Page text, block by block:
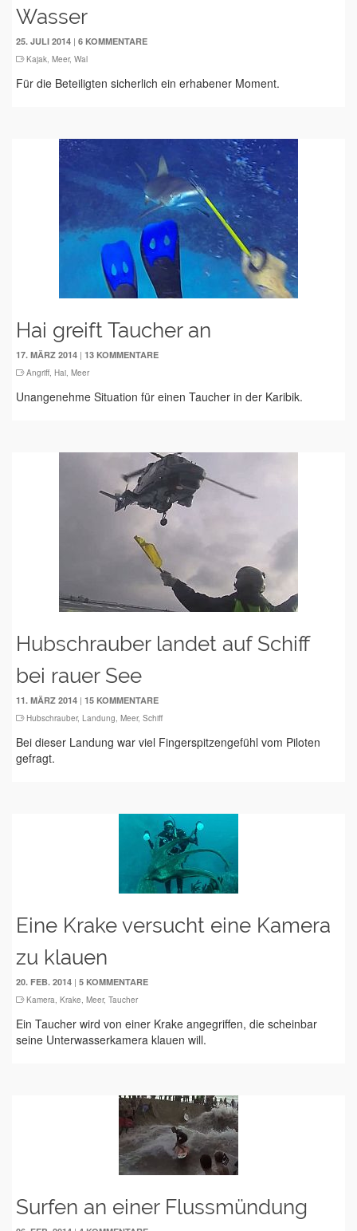
Wasser
25. JULI 2014 | 6 KOMMENTARE
Kajak, Meer, Wal
Für die Beteiligten sicherlich ein erhabener Moment.
Hai greift Taucher an
17. MÄRZ 2014 | 13 KOMMENTARE
Angriff, Hai, Meer
Unangenehme Situation für einen Taucher in der Karibik.
Hubschrauber landet auf Schiff
bei rauer See
11. MÄRZ 2014 | 15 KOMMENTARE
Hubschrauber, Landung, Meer, Schiff
Bei dieser Landung war viel Fingerspitzengefühl vom Piloten
gefragt.
Eine Krake versucht eine Kamera
zu klauen
20. FEB. 2014 | 5 KOMMENTARE
Kamera, Krake, Meer, Taucher
Ein Taucher wird von einer Krake angegriffen, die scheinbar
seine Unterwasserkamera klauen will.
Surfen an einer Flussmündung